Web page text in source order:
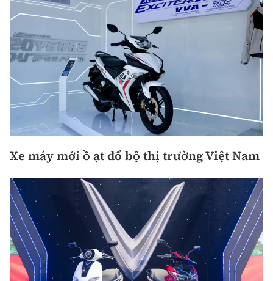
Xe máy mới ồ ạt đổ bộ thị trường Việt Nam